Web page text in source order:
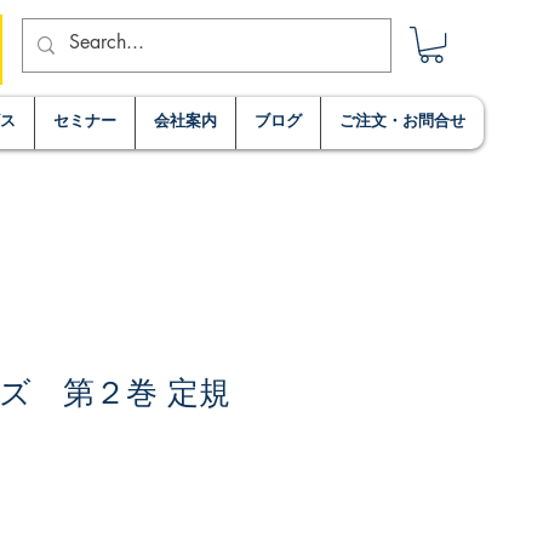
セミナー 会社案内 ブログ ご注文・お問合せ
第２巻 定規